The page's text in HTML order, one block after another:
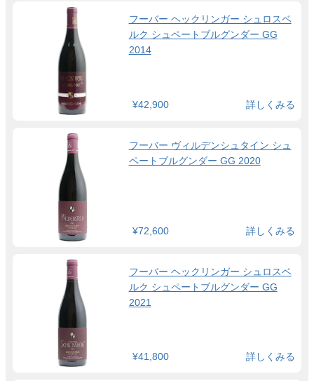
フーバー ヘックリンガー シュロスベ
ルク シュペートブルグンダー GG
2014
¥42,900 詳しくみる
フーバー ヴィルデンシュタイン シュ
ペートブルグンダー GG 2020
¥72,600 詳しくみる
フーバー ヘックリンガー シュロスベ
ルク シュペートブルグンダー GG
2021
¥41,800 詳しくみる